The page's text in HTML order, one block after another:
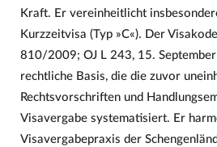
Kraft. Er vereinheitlicht
Kurzzeitvisa (Typ »C«). Der
810/2009; OJ L 243, 15.
rechtliche Basis, die die zuvor
Rechtsvorschriften und
Visavergabe systematisiert. Er
Visavergabepraxis der